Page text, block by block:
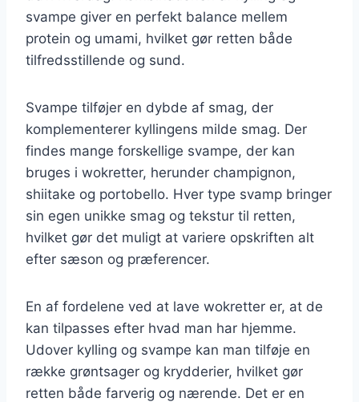
svampe giver en perfekt balance mellem
protein og umami, hvilket gør retten både
tilfredsstillende og sund.
Svampe tilføjer en dybde af smag, der
komplementerer kyllingens milde smag. Der
findes mange forskellige svampe, der kan
bruges i wokretter, herunder champignon,
shiitake og portobello. Hver type svamp bringer
sin egen unikke smag og tekstur til retten,
hvilket gør det muligt at variere opskriften alt
efter sæson og præferencer.
En af fordelene ved at lave wokretter er, at de
kan tilpasses efter hvad man har hjemme.
Udover kylling og svampe kan man tilføje en
række grøntsager og krydderier, hvilket gør
retten både farverig og nærende. Det er en